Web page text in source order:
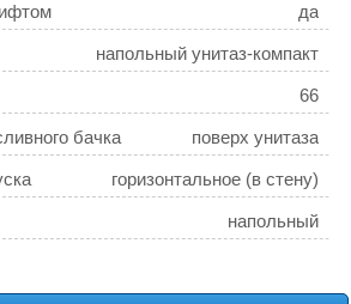
да
напольный унитаз-компакт
66
бачка поверх унитаза
горизонтальное (в стену)
напольный